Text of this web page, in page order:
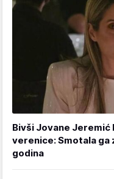
Bivši Jovane
verenice: Smotala ga
godina